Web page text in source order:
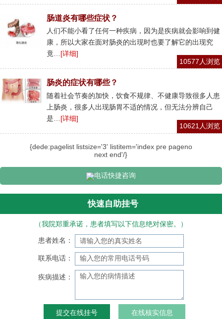
肠道炎有哪些症状？
人们不能小看了任何一种疾病，因为是疾病就会影响到健
康，所以大家在面对肠炎的出现时也要了解它的出现究
竟…[详细]
10577人浏览
肠炎的症状有哪些？
随着社会节奏的加快，饮食不规律、不健康导致很多人患
上肠炎，很多人出现肠胃不适的情况，但无法分辨自己
是… [详细]
10621人浏览
{dede:pagelist listsize='3' listitem='index pre pageno
next end'/}
电话快捷咨询
快速自助挂号
（我院郑重承诺，患者填写以下信息绝对保密。）
患者姓名：
联系电话：
疾病描述：
在线核实信息